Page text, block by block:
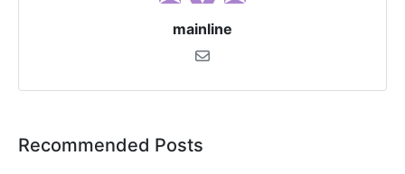
mainline
Recommended Posts